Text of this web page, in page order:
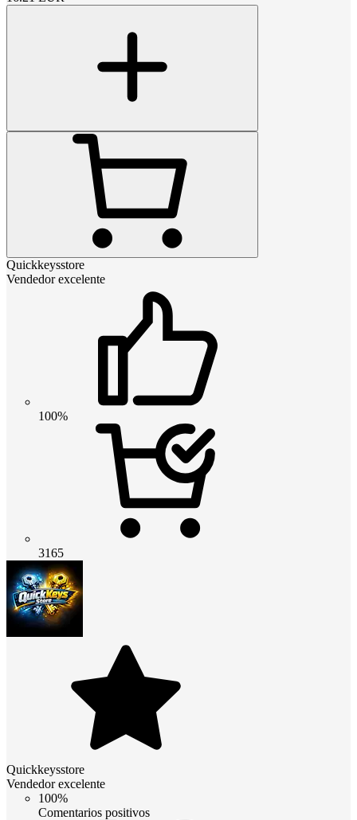
Quickkeysstore
Vendedor excelente
100%
3165
Quickkeysstore
Vendedor excelente
100%
Comentarios positivos